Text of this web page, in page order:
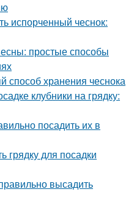
испорченный чеснок:
простые способы
способ хранения чеснока
клубники на грядку:
посадить их в
грядку для посадки
высадить